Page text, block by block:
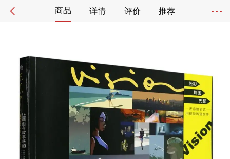
商品 详情 评价 推荐